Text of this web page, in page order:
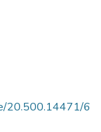
20.500.14471/6